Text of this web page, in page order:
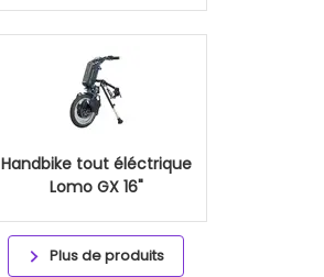
Handbike tout éléctrique
Lomo GX 16"
Plus de produits